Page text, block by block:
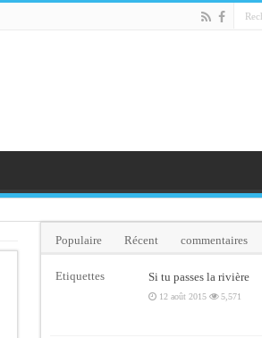
Populaire Récent commentaires
Etiquettes Si tu passes la rivière
12 août 2015 5,571